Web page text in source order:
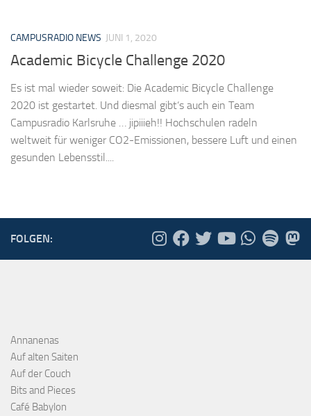
CAMPUSRADIO NEWS JUNI 1, 2020
Academic Bicycle Challenge 2020
Es ist mal wieder soweit: Die Academic Bicycle Challenge
2020 ist gestartet. Und diesmal gibt‘s auch ein Team
Campusradio Karlsruhe … jipiiieh!! Hochschulen radeln
weltweit für weniger CO2-Emissionen, bessere Luft und einen
gesunden Lebensstil....
FOLGEN:
Annanenas
Auf alten Saiten
Auf der Couch
Bits and Pieces
Café Babylon